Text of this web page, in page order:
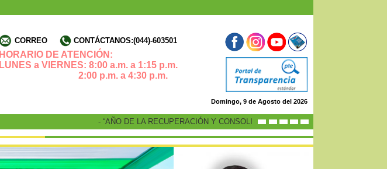
CORREO CONTÁCTANOS:(044)-603501
HORARIO DE ATENCIÓN:
LUNES a VIERNES: 8:00 a.m. a 1:15 p.m.
2:00 p.m. a 4:30 p.m.
Domingo, 9 de Agosto del 2026
- “AÑO DE LA RECUPERACIÓN Y CONSOLIDACIÓN DE LA ECONOMÍA PERUANA”